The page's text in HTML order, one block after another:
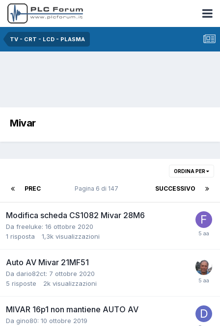
TV - CRT - LCD - PLASMA
Mivar
ORDINA PER
PREC SUCCESSIVO
Pagina 6 di 147
Modifica scheda CS1082 Mivar 28M6
Da freeluke: 16 ottobre 2020
1 risposta 1,3k visualizzazioni
Auto AV Mivar 21MF51
Da dario82ct: 7 ottobre 2020
5 risposte 2k visualizzazioni
MIVAR 16p1 non mantiene AUTO AV
Da gino80: 10 ottobre 2019